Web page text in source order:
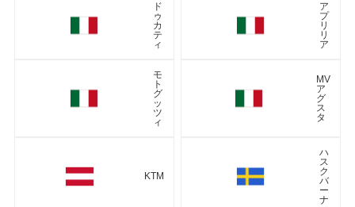
ド
ゥ
カ
テ
ィ
ア
プ
リ
リ
ア
モ
ト
グ
ッ
ツ
ィ
MV
ア
グ
ス
タ
KTM
ハ
ス
ク
バ
ー
ナ